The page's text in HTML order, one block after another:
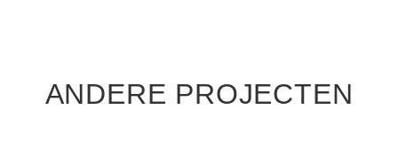
ANDERE PROJECTEN